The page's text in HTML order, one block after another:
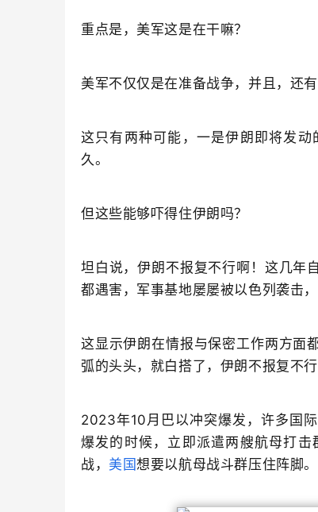
重点是，美军这是在干嘛？
美军不仅仅是在准备战争，并且，还
这只有两种可能，一是伊朗即将发
久。
但这些能够吓得住伊朗吗？
坦白说，伊朗不报复不行啊！这几年
都遇害，军事基地屡屡被以色列袭击
这显示伊朗在情报与保密工作两方面
弧的头头，就白搭了，伊朗不报复不行
2023年10月巴以冲突爆发，许多国
爆发的时候，立即派遣两艘航母打
战， 美国想要以航母战斗群压住阵脚。